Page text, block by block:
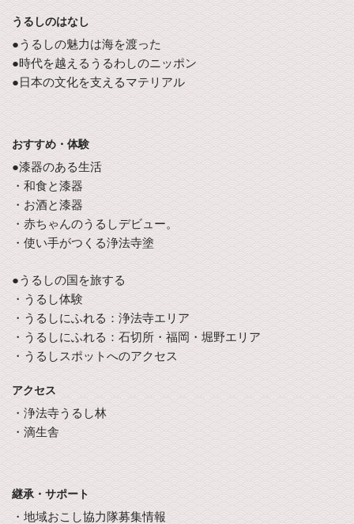
うるしのはなし
●うるしの魅力は海を渡った
●時代を越えるうるわしのニッポン
●日本の文化を支えるマテリアル
おすすめ・体験
●漆器のある生活
・和食と漆器
・お酒と漆器
・赤ちゃんのうるしデビュー。
・使い手がつくる浄法寺塗
●うるしの国を旅する
・うるし体験
・うるしにふれる：浄法寺エリア
・うるしにふれる：石切所・福岡・堀野エリア
・うるしスポットへのアクセス
アクセス
・浄法寺うるし林
・滴生舎
継承・サポート
・地域おこし協力隊募集情報